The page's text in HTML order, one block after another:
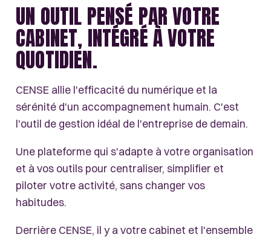
UN OUTIL PENSÉ PAR VOTRE
CABINET, INTÉGRÉ À VOTRE
QUOTIDIEN.
CENSE allie l'efficacité du numérique et la
sérénité d'un accompagnement humain. C'est
l'outil de gestion idéal de l'entreprise de demain.
Une plateforme qui s'adapte à votre organisation
et à vos outils pour centraliser, simplifier et
piloter votre activité, sans changer vos
habitudes.
Derrière CENSE, il y a votre cabinet et l'ensemble